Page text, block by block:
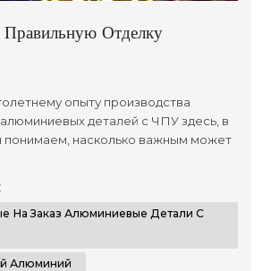
Отделку
Обработанного
опыту производства
деталей с ЧПУ здесь, в
понимаем, насколько важным может
презентации. со временем для
ищут широкий спектр
результатов, независимо от
На Заказ Алюминиевые Детали С
Алюминий